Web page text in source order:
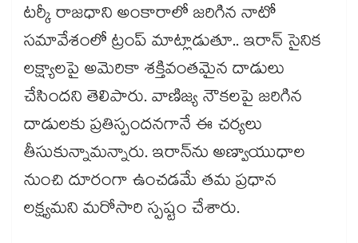
టర్కీ రాజధాని అంకారాలో జరిగిన నాటో
సమావేశంలో ట్రంప్ మాట్లాడుతూ.. ఇరాన్ సైనిక
లక్ష్యాలపై అమెరికా శక్తివంతమైన దాడులు
చేసిందని తెలిపారు. వాణిజ్య నౌకలపై జరిగిన
దాడులకు ప్రతిస్పందనగానే ఈ చర్యలు
తీసుకున్నామన్నారు. ఇరాన్‌ను అణ్వాయుధాల
నుంచి దూరంగా ఉంచడమే తమ ప్రధాన
లక్ష్యమని మరోసారి స్పష్టం చేశారు.